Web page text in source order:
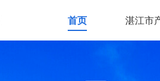
首页 湛江市